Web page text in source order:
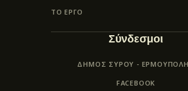
ΤΟ ΕΡΓΟ
Σύνδεσμοι
ΔΗΜΟΣ ΣΥΡΟΥ -
FACEBOOK